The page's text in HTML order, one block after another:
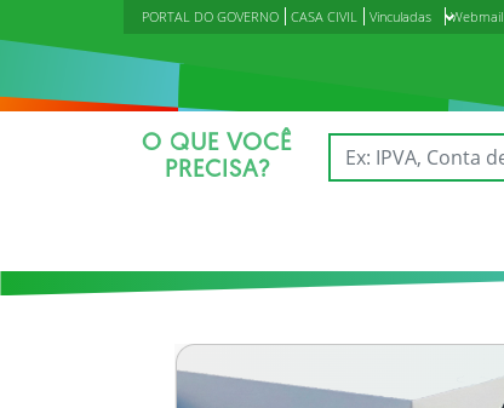
PORTAL DO GOVERNO CASA CIVIL Vinculadas Webmail
O QUE VOCÊ
PRECISA?